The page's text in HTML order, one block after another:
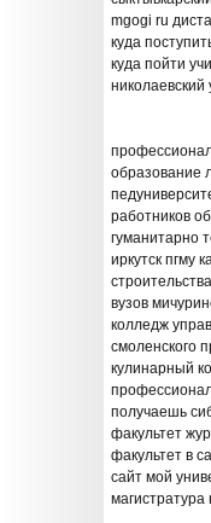
mgogi ru
куда
куда пойти
николаевский
образование
работников
гуманитарно
иркутск пгму
вузов
колледж
смоленского
кулинарный
получаешь
факультет
факультет в
сайт мой